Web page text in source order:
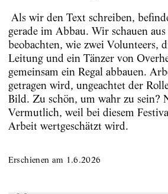
Als wir den Text schreiben,
gerade im Abbau. Wir schauen
beobachten, wie zwei Volunteers,
Leitung und ein Tänzer von
gemeinsam ein Regal abbauen.
getragen wird, ungeachtet der
Bild. Zu schön, um wahr zu sein?
Vermutlich, weil bei diesem
Arbeit wertgeschätzt wird.
Erschienen am 1.6.2026